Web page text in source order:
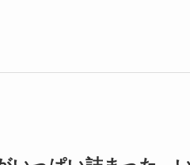
性的なものから、本格仕様の